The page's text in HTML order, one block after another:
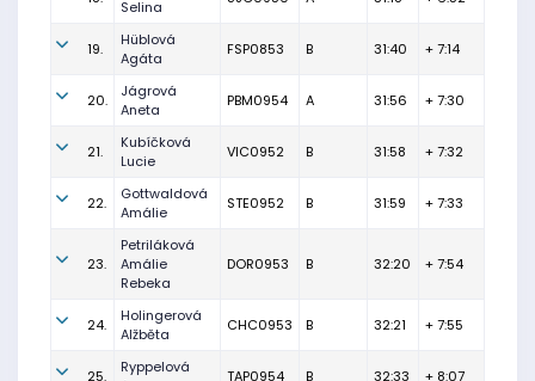
Selina
19.
Hüblová
Agáta
FSP0853 B 31:40 + 7:14
20.
Jágrová
Aneta
PBM0954 A 31:56 + 7:30
21.
Kubíčková
Lucie
VIC0952 B 31:58 + 7:32
22.
Gottwaldová
Amálie
STE0952 B 31:59 + 7:33
23.
Petriláková
Amálie
Rebeka
DOR0953 B 32:20 + 7:54
24.
Holingerová
Alžběta
CHC0953 B 32:21 + 7:55
25.
Ryppelová
TAP0954 B 32:33 + 8:07